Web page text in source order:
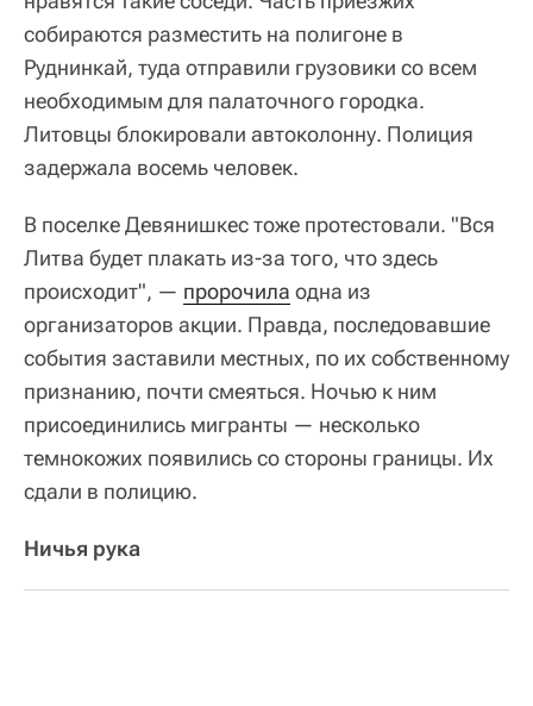
собираются разместить на полигоне в
Руднинкай, туда отправили грузовики со всем
необходимым для палаточного городка.
Литовцы блокировали автоколонну. Полиция
задержала восемь человек.
В поселке Девянишкес тоже протестовали. "Вся
Литва будет плакать из-за того, что здесь
происходит", — пророчила одна из
организаторов акции. Правда, последовавшие
события заставили местных, по их собственному
признанию, почти смеяться. Ночью к ним
присоединились мигранты — несколько
темнокожих появились со стороны границы. Их
сдали в полицию.
Ничья рука